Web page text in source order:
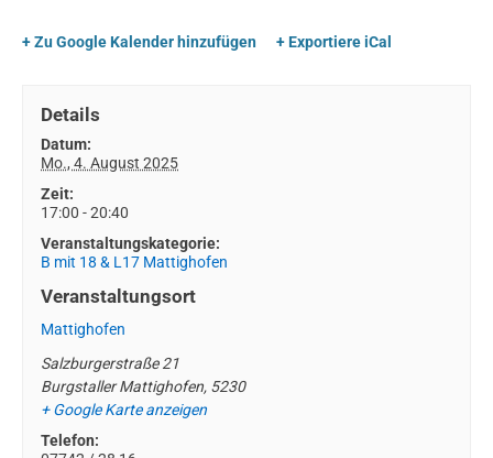
+ Zu Google Kalender hinzufügen + Exportiere iCal
Details
Datum:
Mo., 4. August 2025
Zeit:
17:00 - 20:40
Veranstaltungskategorie:
B mit 18 & L17 Mattighofen
Veranstaltungsort
Mattighofen
Salzburgerstraße 21
Burgstaller Mattighofen, 5230
+ Google Karte anzeigen
Telefon: